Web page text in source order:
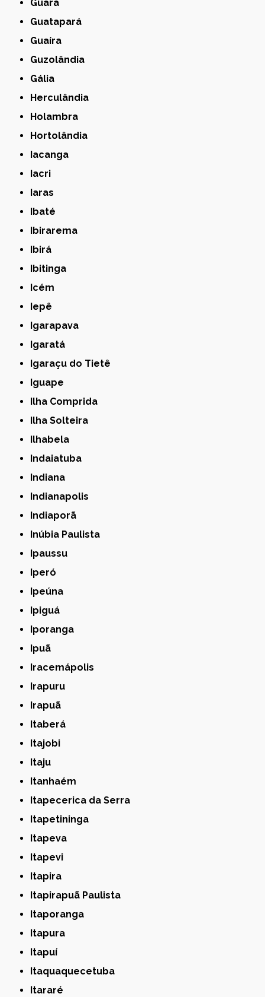
Guará
Guatapará
Guaíra
Guzolândia
Gália
Herculândia
Holambra
Hortolândia
Iacanga
Iacri
Iaras
Ibaté
Ibirarema
Ibirá
Ibitinga
Icém
Iepê
Igarapava
Igaratá
Igaraçu do Tietê
Iguape
Ilha Comprida
Ilha Solteira
Ilhabela
Indaiatuba
Indiana
Indianapolis
Indiaporã
Inúbia Paulista
Ipaussu
Iperó
Ipeúna
Ipiguá
Iporanga
Ipuã
Iracemápolis
Irapuru
Irapuã
Itaberá
Itajobi
Itaju
Itanhaém
Itapecerica da Serra
Itapetininga
Itapeva
Itapevi
Itapira
Itapirapuã Paulista
Itaporanga
Itapura
Itapuí
Itaquaquecetuba
Itararé